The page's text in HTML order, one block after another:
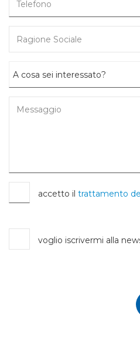
accetto il trattamento
voglio iscrivermi alla